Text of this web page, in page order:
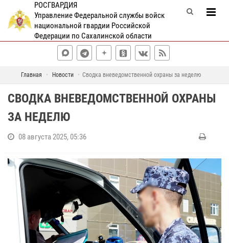
РОСГВАРДИЯ
Управление Федеральной службы войск
национальной гвардии Российской
Федерации по Сахалинской области
Главная Новости Сводка вневедомственной охраны за неделю
СВОДКА ВНЕВЕДОМСТВЕННОЙ ОХРАНЫ
ЗА НЕДЕЛЮ
08 августа 2025, 05:36